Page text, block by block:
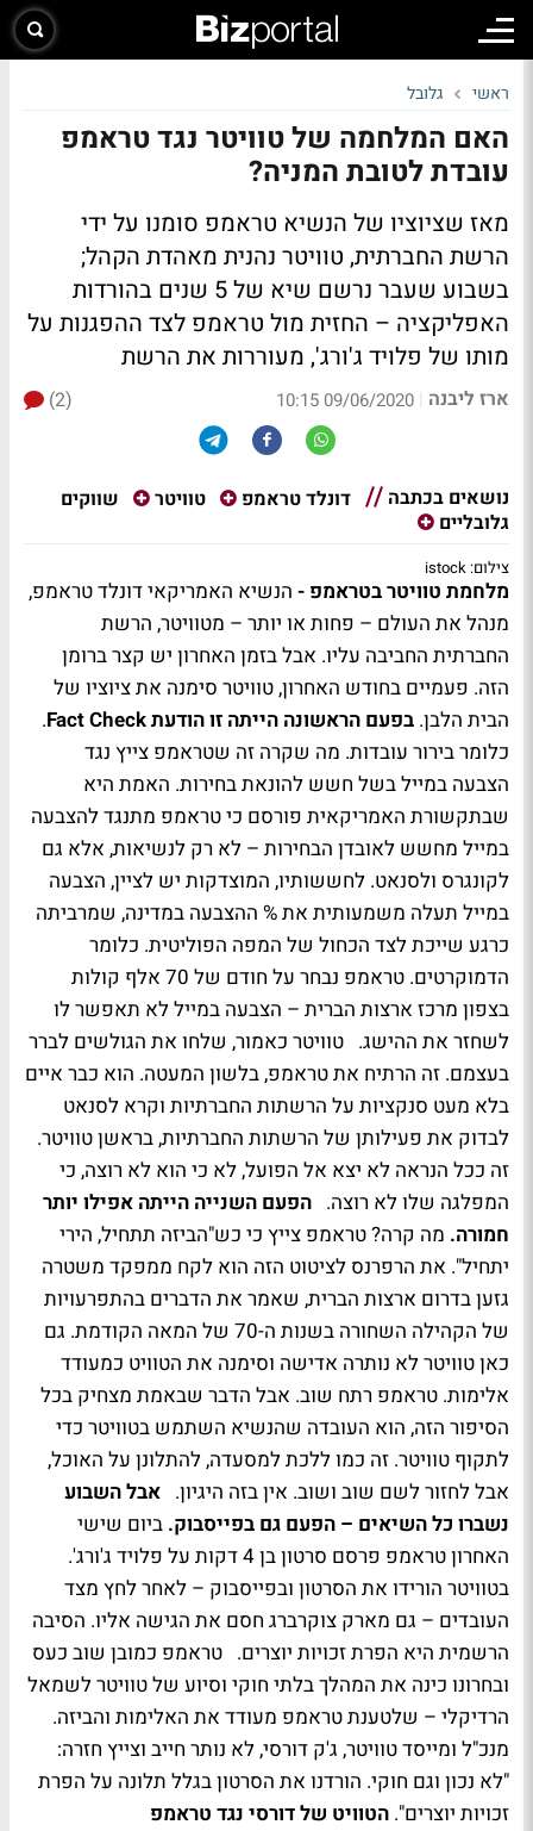
ראשי גלובל
האם המלחמה של טוויטר נגד טראמפ
עובדת לטובת המניה?
מאז שציוציו של הנשיא טראמפ סומנו על ידי
הרשת החברתית, טוויטר נהנית מאהדת הקהל;
בשבוע שעבר נרשם שיא של 5 שנים בהורדות
האפליקציה – החזית מול טראמפ לצד ההפגנות על
מותו של פלויד ג'ורג', מעוררות את הרשת
ארז ליבנה |
09/06/2020 10:15
(2)
נושאים בכתבה דונלד טראמפ טוויטר
שווקים
גלובליים
צילום: istock
מלחמת טוויטר בטראמפ - הנשיא האמריקאי דונלד טראמפ,
מנהל את העולם – פחות או יותר – מטוויטר, הרשת
החברתית החביבה עליו. אבל בזמן האחרון יש קצר ברומן
הזה. פעמיים בחודש האחרון, טוויטר סימנה את ציוציו של
הבית הלבן. בפעם הראשונה הייתה זו הודעת Fact Check
.
כלומר בירור עובדות. מה שקרה זה שטראמפ צייץ נגד
הצבעה במייל בשל חשש להונאת בחירות. האמת היא
שבתקשורת האמריקאית פורסם כי טראמפ מתנגד להצבעה
במייל מחשש לאובדן הבחירות – לא רק לנשיאות, אלא גם
לקונגרס ולסנאט. לחששותיו, המוצדקות יש לציין, הצבעה
במייל תעלה משמעותית את % ההצבעה במדינה, שמרביתה
כרגע שייכת לצד הכחול של המפה הפוליטית. כלומר
הדמוקרטים. טראמפ נבחר על חודם של 70 אלף קולות
בצפון מרכז ארצות הברית – הצבעה במייל לא תאפשר לו
לשחזר את ההישג. טוויטר כאמור, שלחו את הגולשים לברר
בעצמם. זה הרתיח את טראמפ, בלשון המעטה. הוא כבר איים
בלא מעט סנקציות על הרשתות החברתיות וקרא לסנאט
לבדוק את פעילותן של הרשתות החברתיות, בראשן טוויטר.
זה ככל הנראה לא יצא אל הפועל, לא כי הוא לא רוצה, כי
המפלגה שלו לא רוצה. הפעם השנייה הייתה אפילו יותר
חמורה. מה קרה? טראמפ צייץ כי כש"הביזה תתחיל, הירי
יתחיל". את הרפרנס לציטוט הזה הוא לקח ממפקד משטרה
גזען בדרום ארצות הברית, שאמר את הדברים בהתפרעויות
של הקהילה השחורה בשנות ה-70 של המאה הקודמת. גם
כאן טוויטר לא נותרה אדישה וסימנה את הטוויט כמעודד
אלימות. טראמפ רתח שוב. אבל הדבר שבאמת מצחיק בכל
הסיפור הזה, הוא העובדה שהנשיא השתמש בטוויטר כדי
לתקוף טוויטר. זה כמו ללכת למסעדה, להתלונן על האוכל,
אבל לחזור לשם שוב ושוב. אין בזה היגיון. אבל השבוע
נשברו כל השיאים – הפעם גם בפייסבוק. ביום שישי
האחרון טראמפ פרסם סרטון בן 4 דקות על פלויד ג'ורג'.
בטוויטר הורידו את הסרטון ובפייסבוק – לאחר לחץ מצד
העובדים – גם מארק צוקרברג חסם את הגישה אליו. הסיבה
הרשמית היא הפרת זכויות יוצרים. טראמפ כמובן שוב כעס
ובחרונו כינה את המהלך בלתי חוקי וסיוע של טוויטר לשמאל
הרדיקלי – שלטענת טראמפ מעודד את האלימות והביזה.
מנכ"ל ומייסד טוויטר, ג'ק דורסי, לא נותר חייב וצייץ חזרה:
"לא נכון וגם חוקי. הורדנו את הסרטון בגלל תלונה על הפרת
זכויות יוצרים". הטוויט של דורסי נגד טראמפ